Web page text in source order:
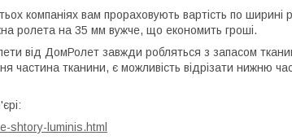
компаніях вам прораховують вартість по
ролета на 35 мм вужче, що економить гроші.
від ДомРолет завжди робляться з запасом
тканини, є можливість відрізати нижню
shtory-luminis.html